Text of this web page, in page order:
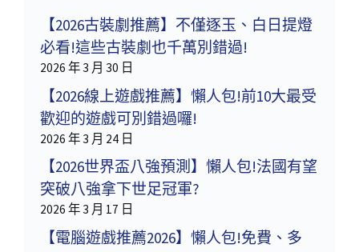
【2026古裝劇推薦】不僅逐玉、白日提燈
必看!這些古裝劇也千萬別錯過!
2026 年 3 月 30 日
【2026線上遊戲推薦】懶人包!前10大最受
歡迎的遊戲可別錯過囉!
2026 年 3 月 24 日
【2026世界盃八強預測】懶人包!法國有望
突破八強拿下世足冠軍?
2026 年 3 月 17 日
【電腦遊戲推薦2026】懶人包!免費、多